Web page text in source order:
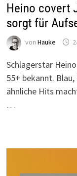
Heino covert
sorgt für
von Hauke
Schlagerstar
55+ bekannt.
ähnliche Hits
…